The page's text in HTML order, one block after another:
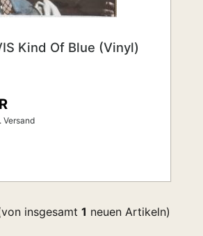
Kind Of Blue (Vinyl)
Versand
insgesamt 1 neuen Artikeln)